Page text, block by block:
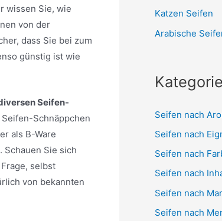
wissen Sie, wie
von der
dass Sie bei zum
günstig ist wie
Seifen-
Schnäppchen
als B-Ware
Sie sich
selbst
von bekannten
Katzen Seifen
Arabische
Seifen nach
Seifen nach
Seifen nach
Seifen nach
Seifen nach
Seifen nach